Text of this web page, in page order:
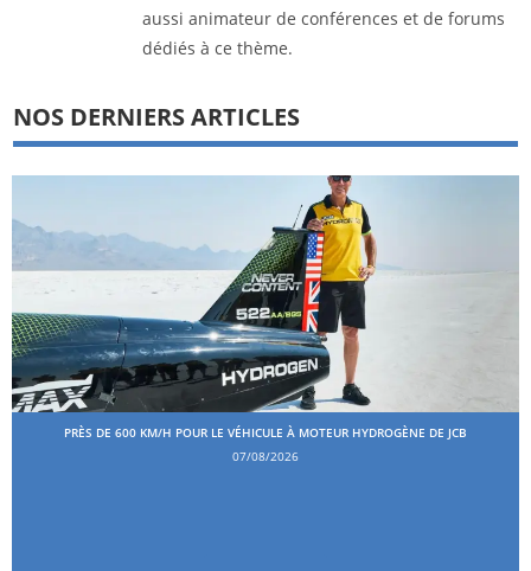
aussi animateur de conférences et de forums
dédiés à ce thème.
NOS DERNIERS ARTICLES
PRÈS DE 600 KM/H POUR LE VÉHICULE À MOTEUR HYDROGÈNE DE JCB
07/08/2026